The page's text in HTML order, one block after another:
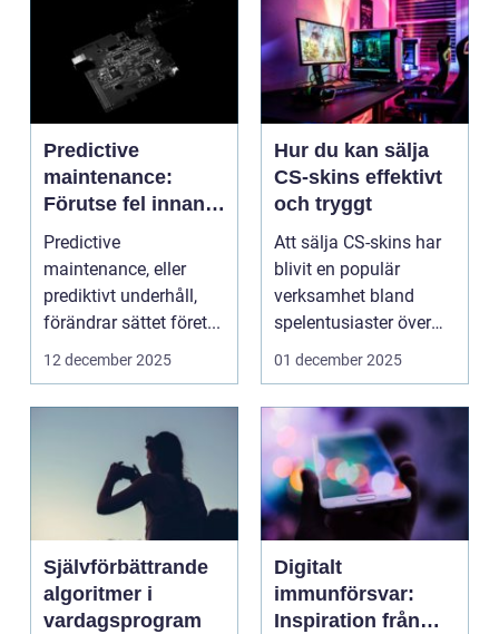
Predictive
maintenance:
Förutse fel innan
de uppstår med
hjälp av sensorer
Predictive
maintenance, eller
prediktivt underhåll,
förändrar sättet föret...
12 december 2025
Hur du kan sälja
CS-skins effektivt
och tryggt
Att sälja CS-skins har
blivit en populär
verksamhet bland
spelentusiaster över
hela v...
01 december 2025
Självförbättrande
algoritmer i
vardagsprogram
Digitalt
immunförsvar:
Inspiration från